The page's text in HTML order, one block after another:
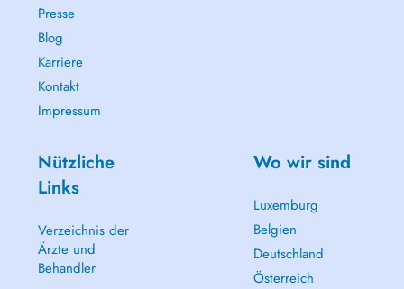
Presse
Blog
Karriere
Kontakt
Impressum
Nützliche
Links
Verzeichnis der
Ärzte und
Behandler
Wo wir sind
Luxemburg
Belgien
Deutschland
Österreich